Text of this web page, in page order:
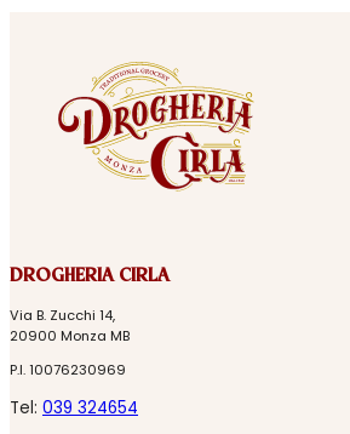
DROGHERIA CIRLA
Via B. Zucchi 14,
20900 Monza MB
P.I. 10076230969
Tel: 039 324654